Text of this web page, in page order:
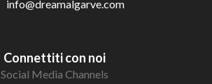
info@dreamalgarve.com
Connettiti con noi
Social Media Channels